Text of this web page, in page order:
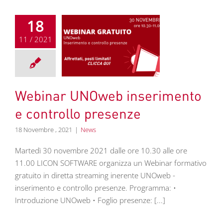
18
11 / 2021
UNOweb
e controllo
Webinar UNOweb inserimento
e controllo presenze
18 Novembre , 2021 | News
Martedì 30 novembre 2021 dalle ore 10.30 alle ore
11.00 LICON SOFTWARE organizza un Webinar formativo
gratuito in diretta streaming inerente UNOweb -
inserimento e controllo presenze. Programma: •
Introduzione UNOweb • Foglio presenze: [...]